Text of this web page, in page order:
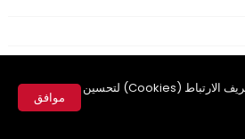
يستخدم هذا الموقع ملفات تعريف الارتباط (Cookies) لتحسين
موافق